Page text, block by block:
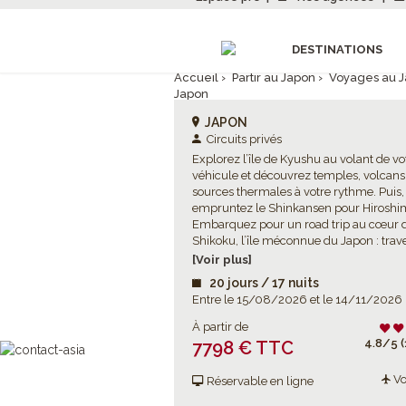
DESTINATIONS
Accueil › Partir au Japon › Voyages au
Japon
JAPON
Circuits privés
Explorez l’île de Kyushu au volant de
véhicule et découvrez temples,
sources thermales à votre rythme. Puis,
empruntez le Shinkansen pour
Embarquez pour un road trip au cœur
Shikoku, l’île méconnue du Japon :
des paysages côtiers, flânez dans des
quartiers préservés avant de poursuivre
Kyoto et Tokyo qui révèlent leur histoire
modernité. Un voyage alliant liberté,
immersion au cœur du Japon.
[Voir plus]
20 jours / 17 nuits
Entre le 15/08/2026 et le 14/11/2026
À partir de
7798 € TTC 4.8/5
Réservable en ligne